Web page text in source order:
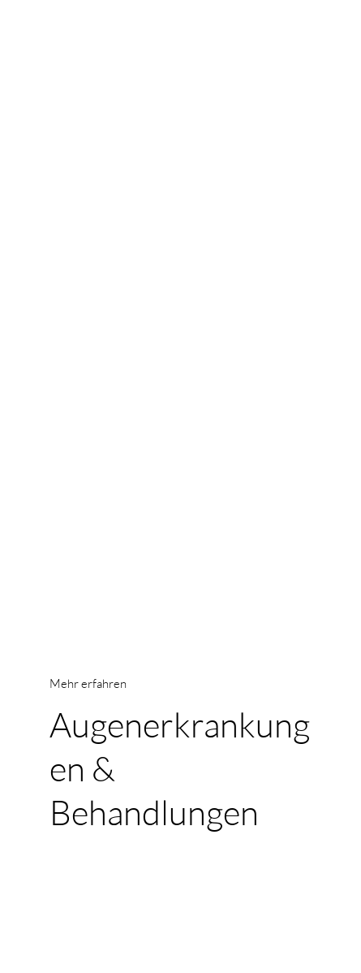
Mehr erfahren
Augenerkrankung
en &
Behandlungen